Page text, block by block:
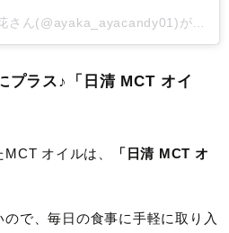
プラス♪「日清 MCT オイ
オイルは、
「日清 MCT オ
で、毎日の食事に手軽に取り入